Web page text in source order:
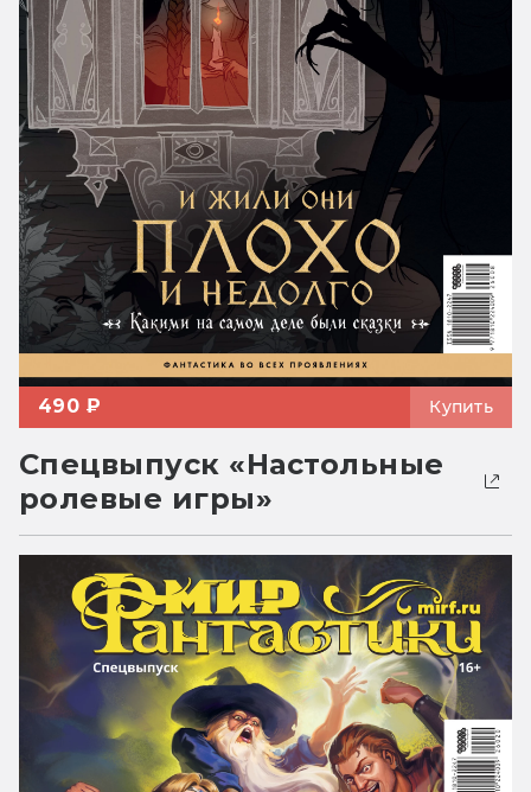
490 ₽ Купить
Спецвыпуск «Настольные
ролевые игры»